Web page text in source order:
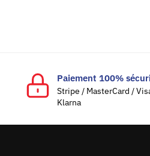
Paiement 100%
Stripe / MasterCard /
Klarna